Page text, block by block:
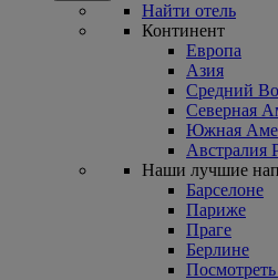
Найти отель
Континент
Европа
Азия
Средний
Северная
Южная
Австралия
Наши лучшие
Барселоне
Париже
Праге
Берлине